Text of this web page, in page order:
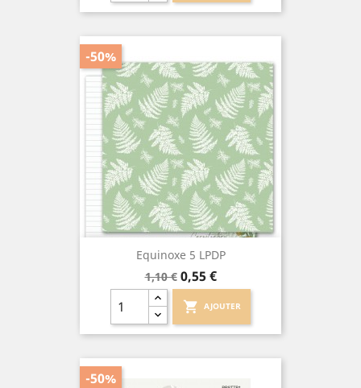
Equinoxe 5 LPDP
Prix
de
base
1,10 € Prix
0,55 €
shopping_cart AJOUTER
-50%
-50%